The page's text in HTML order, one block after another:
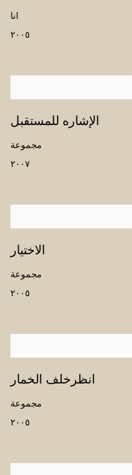
انا
٢٠٠٥
الإشاره للمستقبل
مجموعة
٢٠٠٧
الاختيار
مجموعة
٢٠٠٥
انظرخلف الخمار
مجموعة
٢٠٠٥